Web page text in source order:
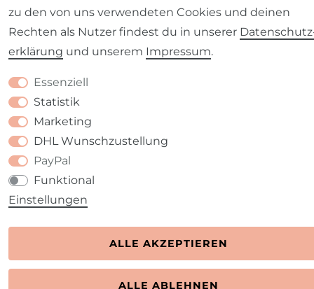
zu den von uns verwendeten Cookies und deinen
Rechten als Nutzer findest du in unserer
erklärung und unserem Impressum.
Essenziell
Statistik
Marketing
DHL Wunschzustellung
PayPal
Funktional
Einstellungen
ALLE AKZEPTIEREN
ALLE ABLEHNEN